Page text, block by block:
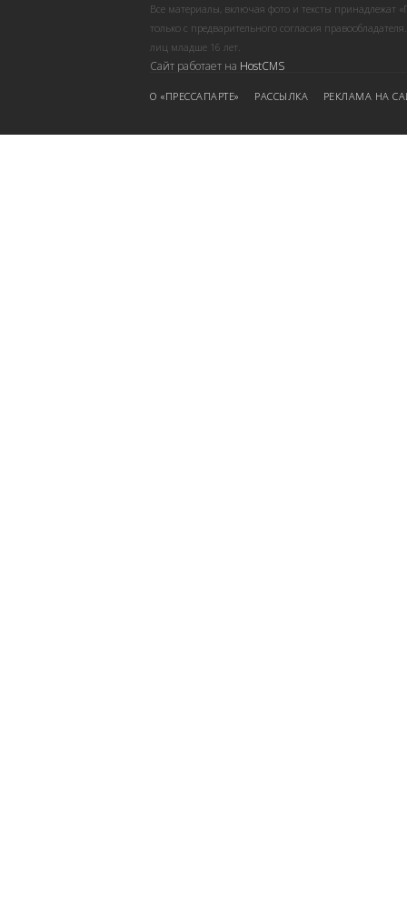
Все материалы, включая фото и тексты принадлежат
только с предварительного согласия
лиц младше 16 лет.
Сайт работает на HostCMS
О «ПРЕССАПАРТЕ» РАССЫЛКА РЕКЛАМА НА